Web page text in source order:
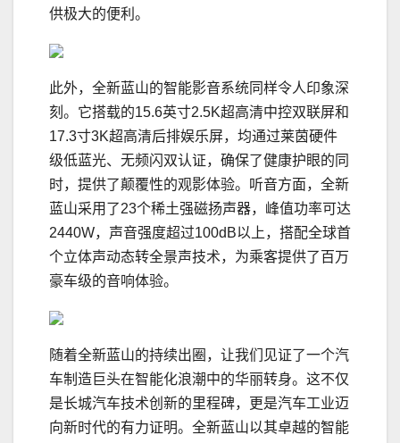
供极大的便利。
此外，全新蓝山的智能影音系统同样令人印象深
刻。它搭载的15.6英寸2.5K超高清中控双联屏和
17.3寸3K超高清后排娱乐屏，均通过莱茵硬件
级低蓝光、无频闪双认证，确保了健康护眼的同
时，提供了颠覆性的观影体验。听音方面，全新
蓝山采用了23个稀土强磁扬声器，峰值功率可达
2440W，声音强度超过100dB以上，搭配全球首
个立体声动态转全景声技术，为乘客提供了百万
豪车级的音响体验。
随着全新蓝山的持续出圈，让我们见证了一个汽
车制造巨头在智能化浪潮中的华丽转身。这不仅
是长城汽车技术创新的里程碑，更是汽车工业迈
向新时代的有力证明。全新蓝山以其卓越的智能